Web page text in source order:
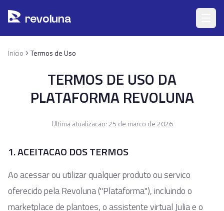
revoluna
Início Termos de Uso
TERMOS DE USO DA
PLATAFORMA REVOLUNA
Ultima atualizacao: 25 de marco de 2026
1. ACEITACAO DOS TERMOS
Ao acessar ou utilizar qualquer produto ou servico
oferecido pela Revoluna ("Plataforma"), incluindo o
marketplace de plantoes, o assistente virtual Julia e o